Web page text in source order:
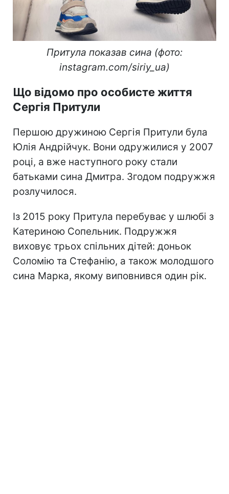
Притула показав сина (фото:
instagram.com/siriy_ua)
Що відомо про особисте життя
Сергія Притули
Першою дружиною Сергія Притули була
Юлія Андрійчук. Вони одружилися у 2007
році, а вже наступного року стали
батьками сина Дмитра. Згодом подружжя
розлучилося.
Із 2015 року Притула перебуває у шлюбі з
Катериною Сопельник. Подружжя
виховує трьох спільних дітей: доньок
Соломію та Стефанію, а також молодшого
сина Марка, якому виповнився один рік.